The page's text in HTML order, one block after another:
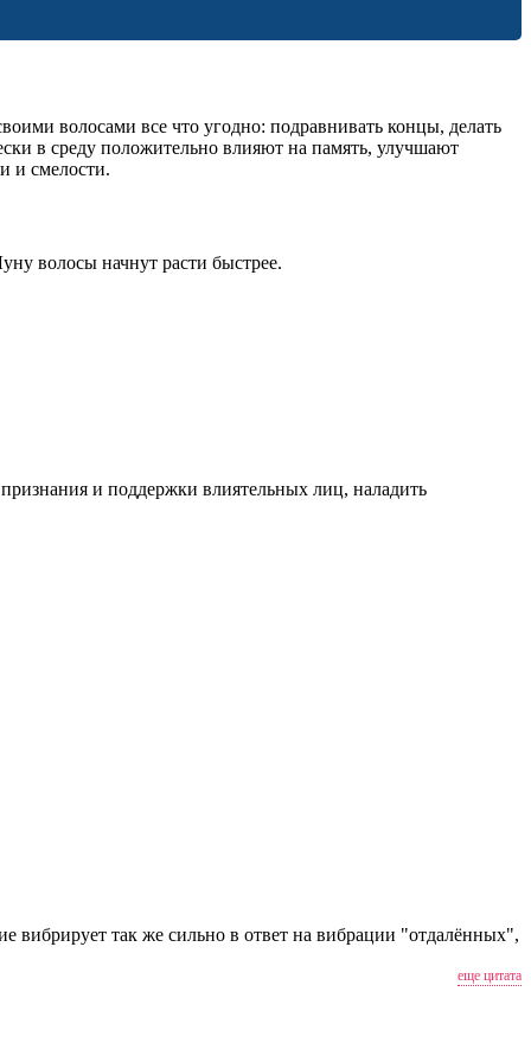
волосами все что угодно: подравнивать концы, делать
в среду положительно влияют на память, улучшают
и смелости.
волосы начнут расти быстрее.
и поддержки влиятельных лиц, наладить
вибрирует так же сильно в ответ на вибрации "отдалённых",
еще цитата